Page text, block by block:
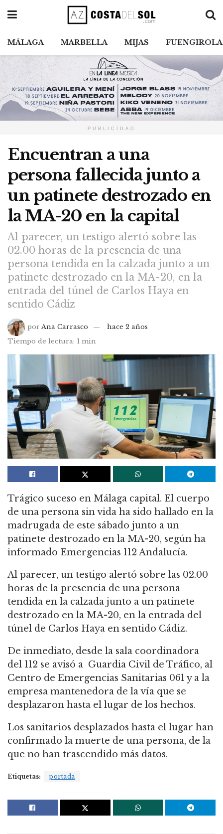
MÁLAGA MARBELLA MIJAS FUENGIROLA
PUBLICIDAD
Encuentran a una
persona fallecida junto a
un patinete destrozado en
la MA-20 en la capital
Al parecer, un testigo alertó sobre las
02.00 horas de la presencia de una
persona tendida en la calzada junto a un
patinete destrozado en la MA-20, en la
entrada del túnel de Carlos Haya en
sentido Cádiz
por Ana Carrasco
hace 2 años
Tiempo de lectura: 1 min
Trágico suceso en Málaga capital. El cuerpo
de una persona sin vida ha sido hallado en la
madrugada de este sábado junto a un
patinete destrozado en la MA-20, según ha
informado Emergencias 112 Andalucía.
Al parecer, un testigo alertó sobre las 02.00
horas de la presencia de una persona
tendida en la calzada junto a un patinete
destrozado en la MA-20, en la entrada del
túnel de Carlos Haya en sentido Cádiz.
De inmediato, desde la sala coordinadora
del 112 se avisó a Guardia Civil de Tráfico, al
Centro de Emergencias Sanitarias 061 y a la
empresa mantenedora de la vía que se
desplazaron hasta el lugar de los hechos.
Los sanitarios desplazados hasta el lugar han
confirmado la muerte de una persona, de la
que no han trascendido más datos.
Etiquetas: portada